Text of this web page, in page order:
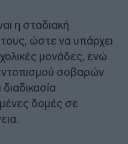
η σταδιακή
ώστε να υπάρχει
μονάδες, ενώ
σοβαρών
δομές σε